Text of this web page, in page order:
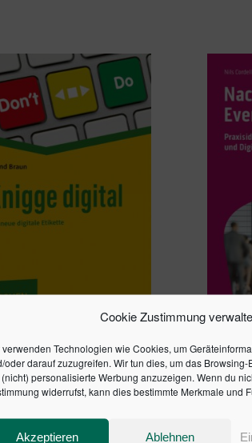
Cookie Zustimmung
verwenden Technologien wie Cookies, um
oder darauf zuzugreifen. Wir tun dies, um das
personalisierte Werbung anzuzeigen. Wenn du
widerrufst, kann dies bestimmte Merkmale und
Akzeptieren Ablehnen
44,99€